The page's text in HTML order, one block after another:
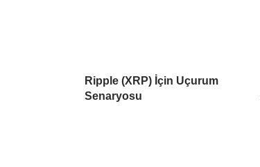
Ripple (XRP) İçin Uçurum
Senaryosu